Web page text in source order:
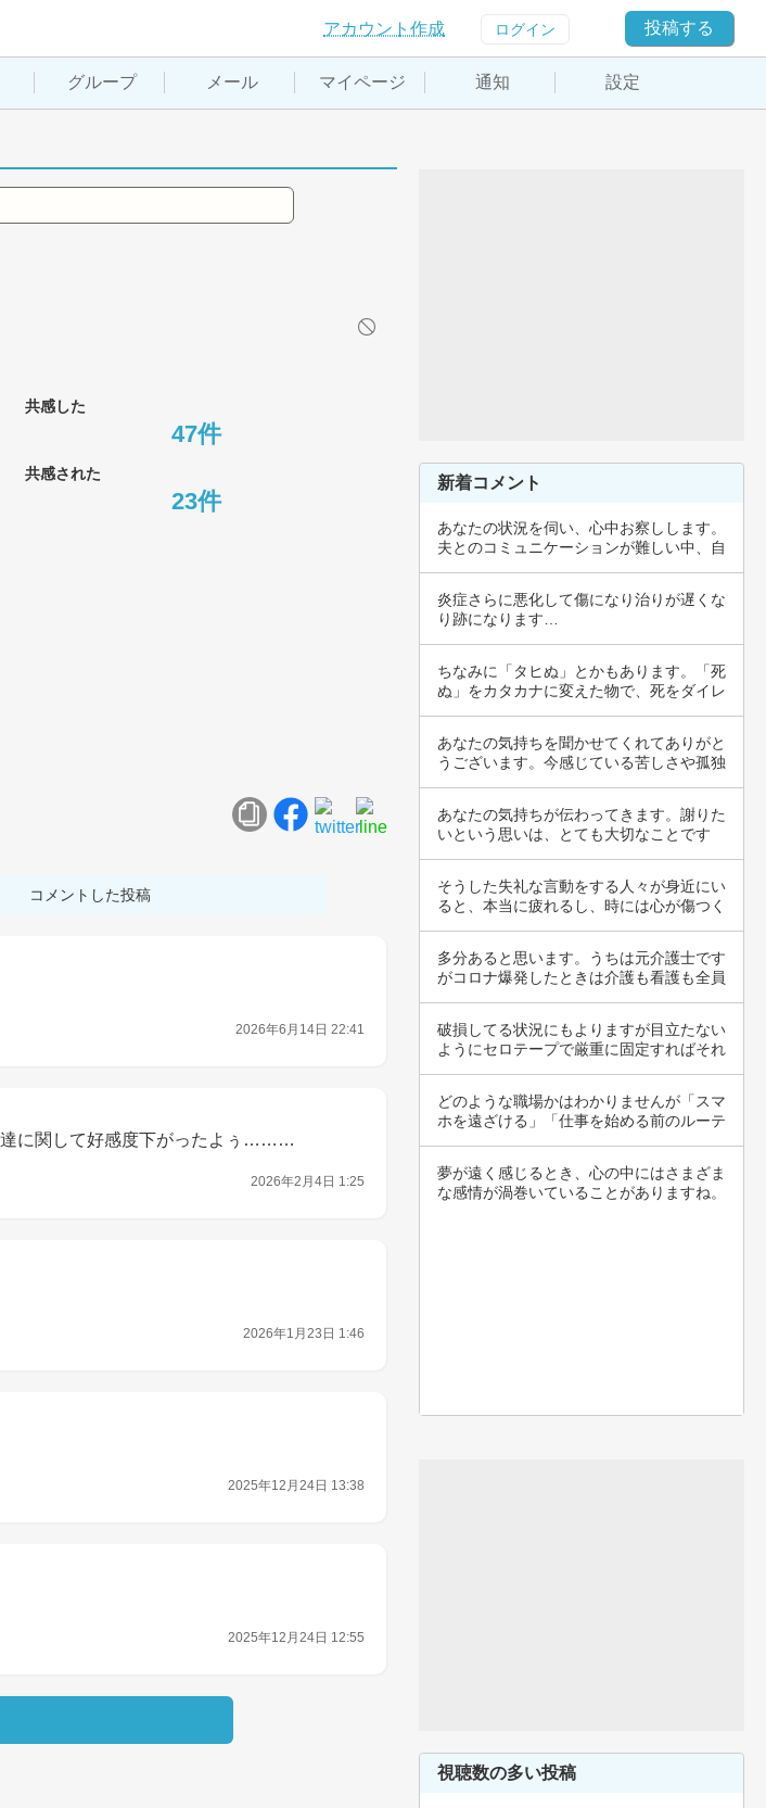
アカウント作成 ログイン 投稿する
グループ メール マイページ 通知 設定
共感した
47件
共感された
23件
コメントした投稿
2026年6月14日 22:41
達に関して好感度下がったよぅ………
2026年2月4日 1:25
2026年1月23日 1:46
2025年12月24日 13:38
2025年12月24日 12:55
新着コメント
あなたの状況を伺い、心中お察しします。
夫とのコミュニケーションが難しい中、自
炎症さらに悪化して傷になり治りが遅くな
り跡になります…
ちなみに「タヒぬ」とかもあります。「死
ぬ」をカタカナに変えた物で、死をダイレ
あなたの気持ちを聞かせてくれてありがと
うございます。今感じている苦しさや孤独
あなたの気持ちが伝わってきます。謝りた
いという思いは、とても大切なことです
そうした失礼な言動をする人々が身近にい
ると、本当に疲れるし、時には心が傷つく
多分あると思います。うちは元介護士です
がコロナ爆発したときは介護も看護も全員
破損してる状況にもよりますが目立たない
ようにセロテープで厳重に固定すればそれ
どのような職場かはわかりませんが「スマ
ホを遠ざける」「仕事を始める前のルーテ
夢が遠く感じるとき、心の中にはさまざま
な感情が渦巻いていることがありますね。
視聴数の多い投稿